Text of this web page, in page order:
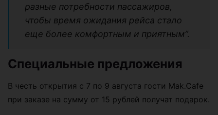
разные потребности пассажиров,
чтобы время ожидания рейса стало
еще более комфортным и приятным”.
Специальные предложения
В честь открытия с 7 по 9 августа гости Mak.Cafe
при заказе на сумму от 15 рублей получат подарок.